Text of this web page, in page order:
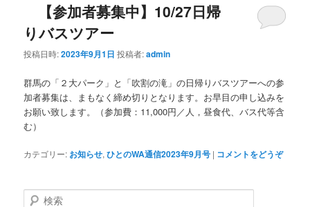
【参加者募集中】10/27日帰
りバスツアー
投稿日時:2023年9月1日 投稿者:admin
群馬の「２大パーク」と「吹割の滝」の日帰りバスツアーへの参
加者募集は、まもなく締め切りとなります。お早目の申し込みを
お願い致します。（参加費：11,000円／人，昼食代、バス代等含
む）
カテゴリー: お知らせ,ひとのWA通信2023年9月号 | コメントをどうぞ
検索